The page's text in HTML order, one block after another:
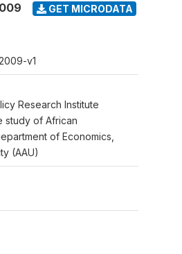
GET MICRODATA
v1
Research Institute
study of African
of Economics,
(AAU)